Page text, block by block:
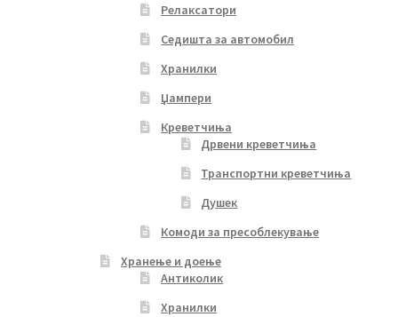
Релаксатори
Седишта за автомобил
Хранилки
Џампери
Креветчиња
Дрвени креветчиња
Транспортни креветчиња
Душек
Комоди за пресоблекување
Хранење и доење
Антиколик
Хранилки